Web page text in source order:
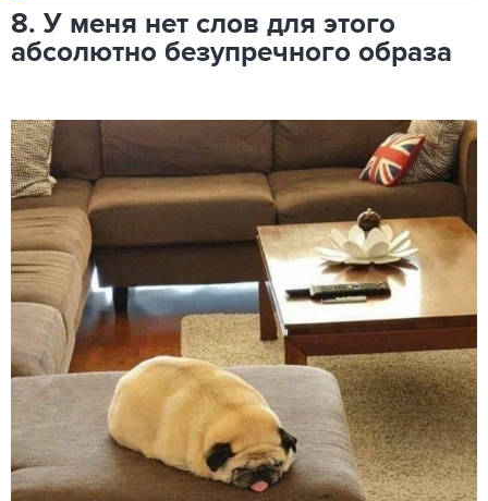
8. У меня нет слов для этого
абсолютно безупречного образа